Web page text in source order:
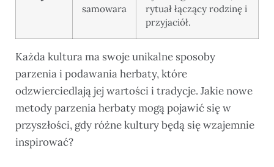
samowara
rytuał łączący rodzinę i
przyjaciół.
Każda kultura ma swoje unikalne sposoby
parzenia i podawania herbaty, które
odzwierciedlają jej wartości i tradycje. Jakie nowe
metody parzenia herbaty mogą pojawić się w
przyszłości, gdy różne kultury będą się wzajemnie
inspirować?